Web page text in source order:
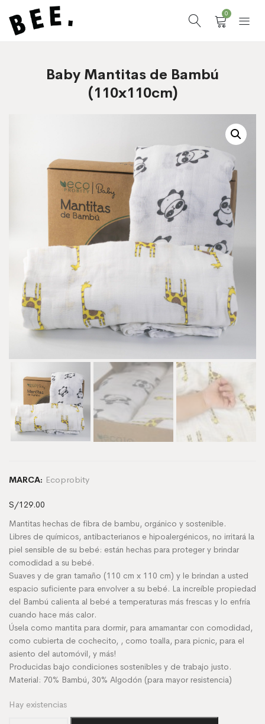
0
Baby Mantitas de Bambú
(110x110cm)
MARCA: Ecoprobity
S/129.00
Mantitas hechas de fibra de bambu, orgánico y sostenible.
Libres de químicos, antibacterianos e hipoalergénicos, no irritará la
piel sensible de su bebé: están hechas para proteger y brindar
comodidad a su bebé.
Suaves y de gran tamaño (110 cm x 110 cm) y le brindan a usted
espacio suficiente para envolver a su bebé. La increíble propiedad
del Bambú calienta al bebé a temperaturas más frescas y lo enfría
cuando hace más calor.
Úsela como mantita para dormir, para amamantar con comodidad,
como cubierta de cochecito, , como toalla, para picnic, para el
asiento del automóvil, y más!
Producidas bajo condiciones sostenibles y de trabajo justo.
Material: 70% Bambú, 30% Algodón (para mayor resistencia)
Hay existencias